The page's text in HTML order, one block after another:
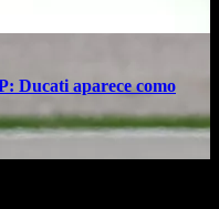
Ducati aparece como